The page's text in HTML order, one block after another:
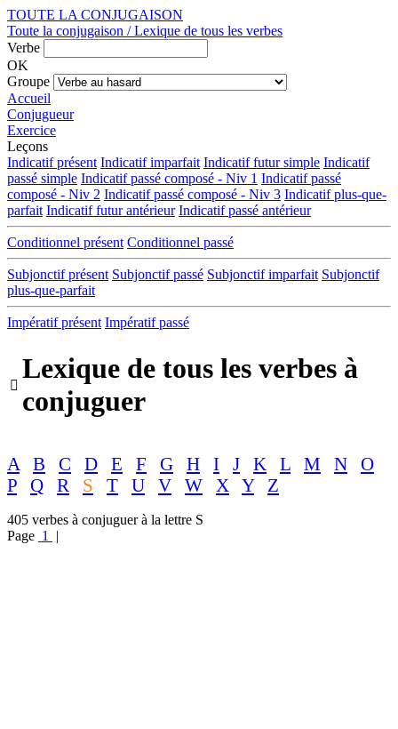
TOUTE LA CONJUGAISON
Toute la conjugaison / Lexique de tous les verbes
Verbe
OK
Groupe
Accueil
Conjugueur
Exercice
Leçons
Indicatif présent Indicatif imparfait Indicatif futur simple Indicatif
passé simple Indicatif passé composé - Niv 1 Indicatif passé
composé - Niv 2 Indicatif passé composé - Niv 3 Indicatif plus-que-
parfait Indicatif futur antérieur Indicatif passé antérieur
Conditionnel présent Conditionnel passé
Subjonctif présent Subjonctif passé Subjonctif imparfait Subjonctif
plus-que-parfait
Impératif présent Impératif passé

Lexique de tous les verbes à
conjuguer
A B C D E F G H I J K L M N
O
P
Q R S T U V W X Y Z
405 verbes à conjuguer à la lettre S
Page 1 |